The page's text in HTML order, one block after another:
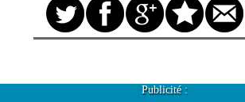
Publicité :